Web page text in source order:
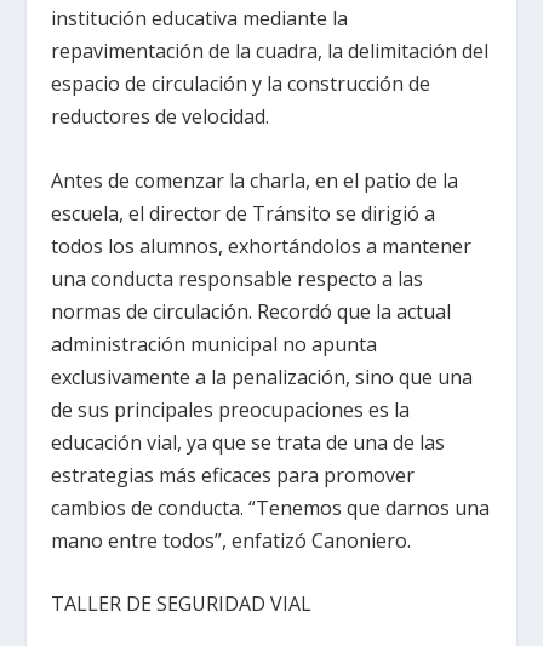
institución educativa mediante la
repavimentación de la cuadra, la delimitación del
espacio de circulación y la construcción de
reductores de velocidad.
Antes de comenzar la charla, en el patio de la
escuela, el director de Tránsito se dirigió a
todos los alumnos, exhortándolos a mantener
una conducta responsable respecto a las
normas de circulación. Recordó que la actual
administración municipal no apunta
exclusivamente a la penalización, sino que una
de sus principales preocupaciones es la
educación vial, ya que se trata de una de las
estrategias más eficaces para promover
cambios de conducta. “Tenemos que darnos una
mano entre todos”, enfatizó Canoniero.
TALLER DE SEGURIDAD VIAL